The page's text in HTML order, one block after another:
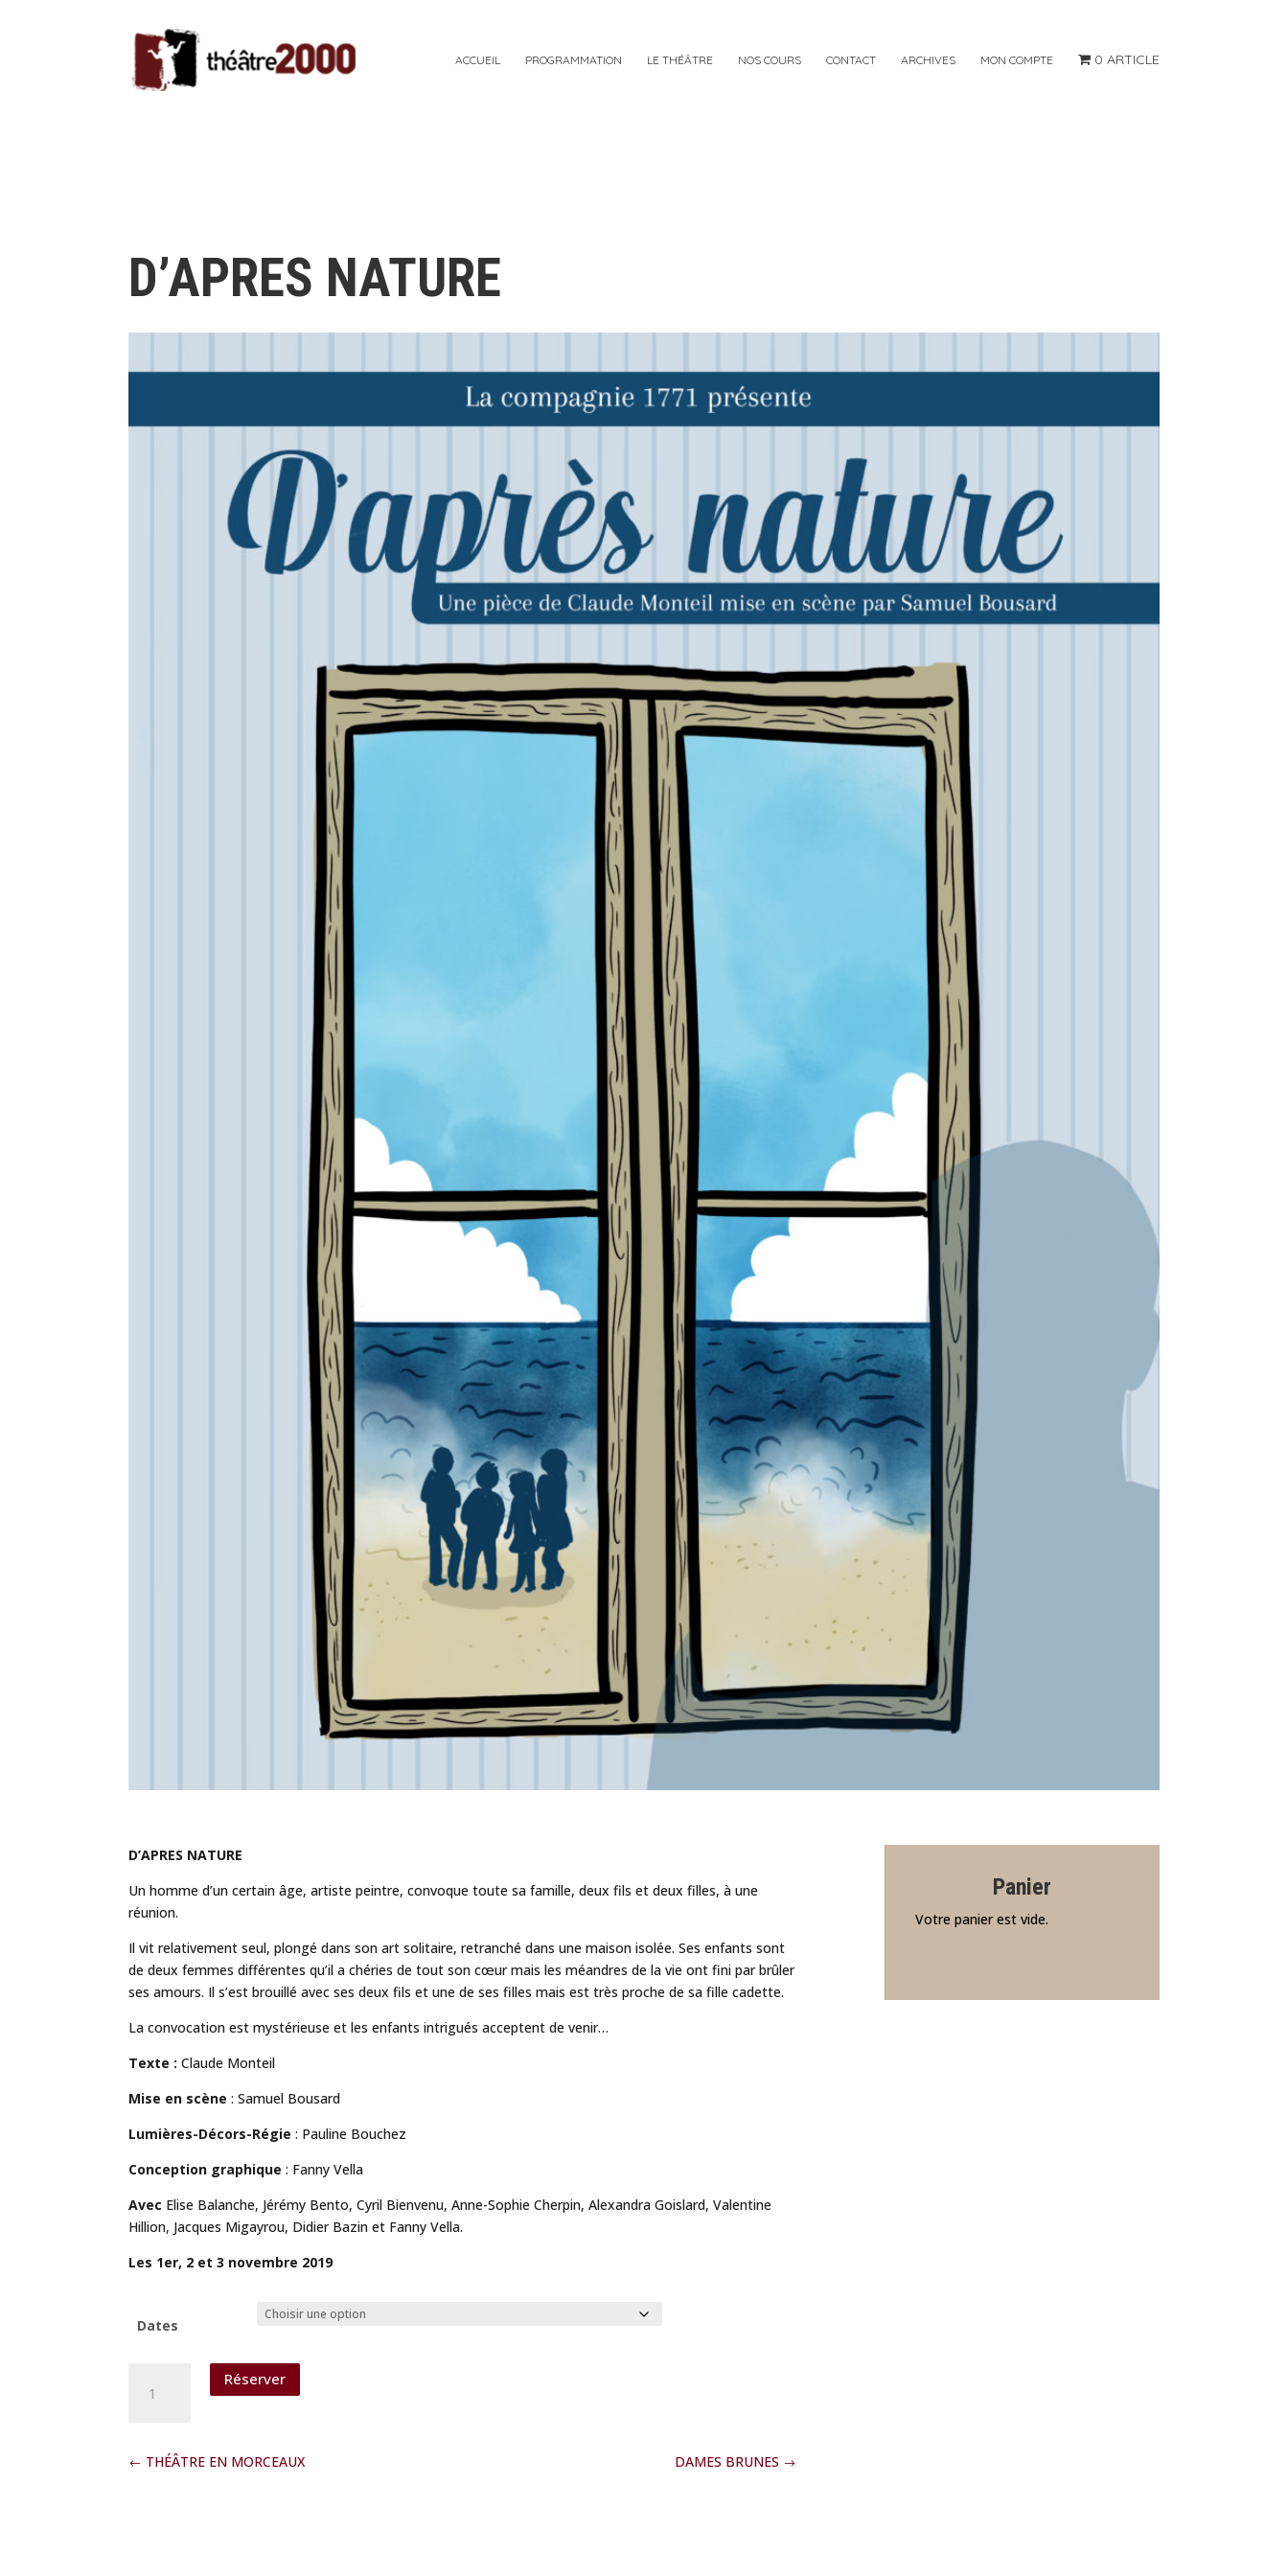
ACCUEIL PROGRAMMATION LE THÉÂTRE NOS COURS CONTACT ARCHIVES MON COMPTE 0 ARTICLE
D’APRES NATURE
D’APRES NATURE
Un homme d’un certain âge, artiste peintre, convoque toute sa famille, deux fils et deux filles, à une
réunion.
Il vit relativement seul, plongé dans son art solitaire, retranché dans une maison isolée. Ses enfants sont
de deux femmes différentes qu’il a chéries de tout son cœur mais les méandres de la vie ont fini par brûler
ses amours. Il s’est brouillé avec ses deux fils et une de ses filles mais est très proche de sa fille cadette.
La convocation est mystérieuse et les enfants intrigués acceptent de venir…
Texte : Claude Monteil
Mise en scène : Samuel Bousard
Lumières-Décors-Régie : Pauline Bouchez
Conception graphique : Fanny Vella
Avec Elise Balanche, Jérémy Bento, Cyril Bienvenu, Anne-Sophie Cherpin, Alexandra Goislard, Valentine
Hillion, Jacques Migayrou, Didier Bazin et Fanny Vella.
Les 1er, 2 et 3 novembre 2019
Dates
Réserver
THÉÂTRE EN MORCEAUX DAMES BRUNES
Panier
Votre panier est vide.